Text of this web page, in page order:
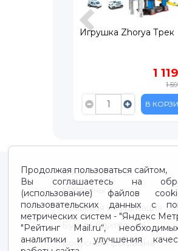
Игрушка Zhorya Трек
1 119
1
В
Продолжая пользоваться сайтом,
Вы соглашаетесь на
(использование) файлов
пользовательских данных с
метрических систем - "Яндекс
"Рейтинг Mail.ru“,
аналитики и улучшения
О нас / About us
Магазины
Правовая информация
Будьте бдительны!
Бонусная программа